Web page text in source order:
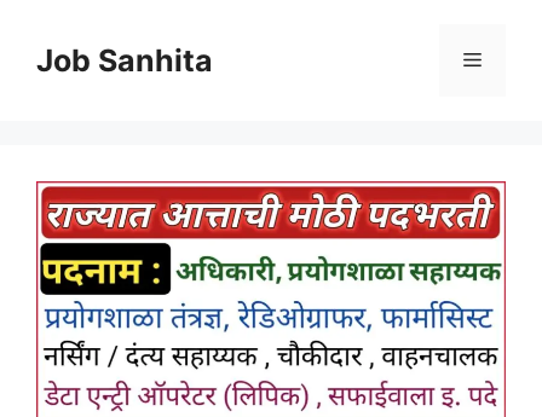
contentJob Sanhita Menu